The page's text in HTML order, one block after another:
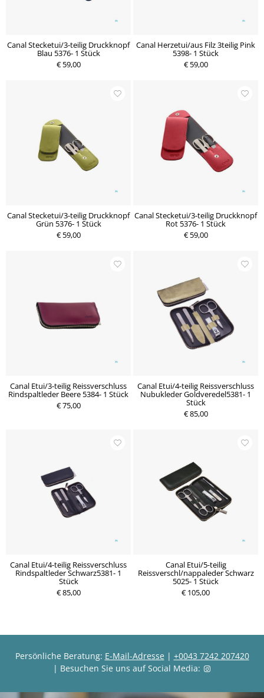
Canal Stecketui/3-teilig Druckknopf
Blau 5376- 1 Stück
€ 59,00
Canal Herzetui/aus Filz 3teilig Pink
5398- 1 Stück
€ 59,00
Canal Stecketui/3-teilig Druckknopf
Grün 5376- 1 Stück
€ 59,00
Canal Stecketui/3-teilig Druckknopf
Rot 5376- 1 Stück
€ 59,00
Canal Etui/3-teilig Reissverschluss
Rindspaltleder Beere 5384- 1 Stück
€ 75,00
Canal Etui/4-teilig Reissverschluss
Nubukleder Goldveredel5381- 1
Stück
€ 85,00
Canal Etui/4-teilig Reissverschluss
Rindspaltleder Schwarz5381- 1
Stück
€ 85,00
Canal Etui/5-teilig
Reissverschl/nappaleder Schwarz
5025- 1 Stück
€ 105,00
Persönliche Beratung: E-Mail-Adresse | +0043 7242 207420
| Besuchen Sie uns auf Social Media: